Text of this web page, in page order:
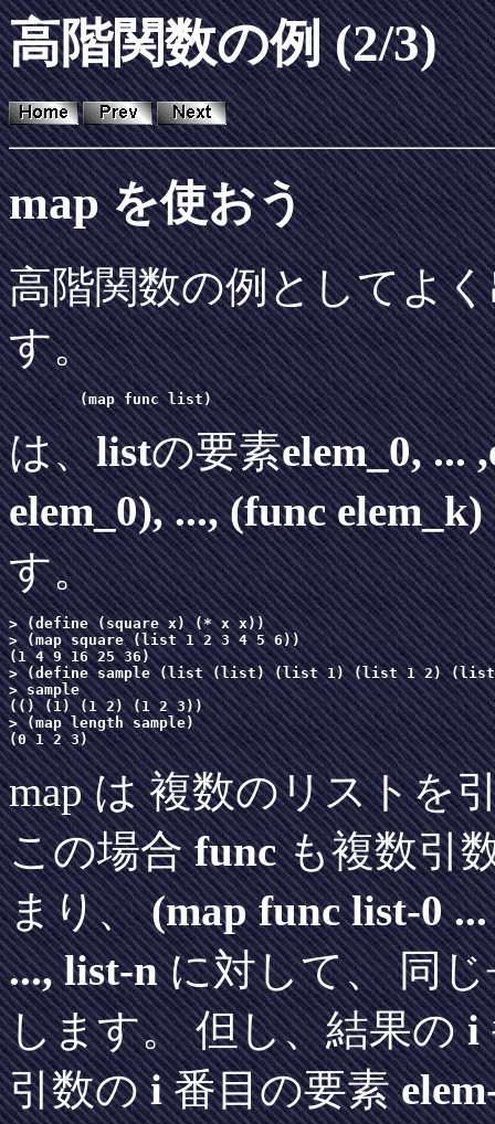
高階関数の例 (2/3)
map を使おう
高階関数の例としてよ
す。
        (map func list)
は、listの要素elem_0, ...
elem_0), ..., (func elem_k)
す。
> (define (square x) (* x x))
> (map square (list 1 2 3 4 5 6))
(1 4 9 16 25 36)
> (define sample (list (list) (list 1) (list 1 2) (list
> sample
(() (1) (1 2) (1 2 3))
> (map length sample)
map は 複数のリストを
この場合funcも複数引
まり、(map func list-0
..., list-nに対して、 同
します。 但し、結果のi
引数のi番目の要素